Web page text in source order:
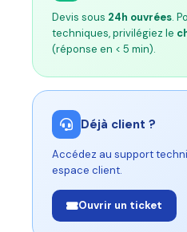
Devis sous 24h ouvrées.
techniques, privilégiez le
(réponse en < 5 min).
Déjà client ?
Accédez au support
espace client.
Ouvrir un ticket